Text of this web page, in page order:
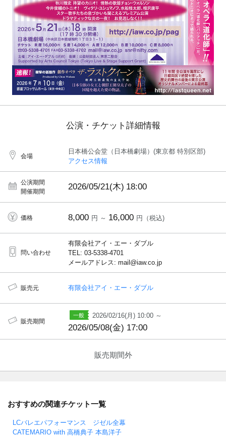
公演・チケット詳細情報
会場
日本橋公会堂（日本橋劇場）(東京都 特別区部)
アクセス情報
公演期間
開催期間
2026/05/21(木) 18:00
価格 8,000 円 ～ 16,000 円（税込)
問い合わせ
有限会社アイ・エー・ダブル
TEL: 03-5338-4701
メールアドレス: mail@iaw.co.jp
販売元 有限会社アイ・エー・ダブル
販売期間
2026/02/16(月) 10:00 ～
2026/05/08(金) 17:00
販売期間外
おすすめの関連チケット一覧
LCバレエパフォーマンス ジゼル全幕
CATEMARIO with 高橋典子 本島洋子